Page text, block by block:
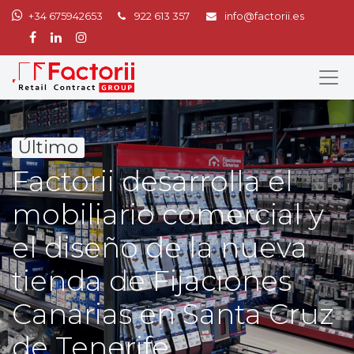
+34 675942653 922 613 357 info@factorii.es
Último
Factorii desarrolla el
mobiliario comercial y
el diseño de la nueva
tienda de Fijaciones
Canarias en Santa Cruz